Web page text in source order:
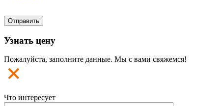
Узнать цену
Пожалуйста, заполните данные. Мы с вами свяжемся!
Что интересует